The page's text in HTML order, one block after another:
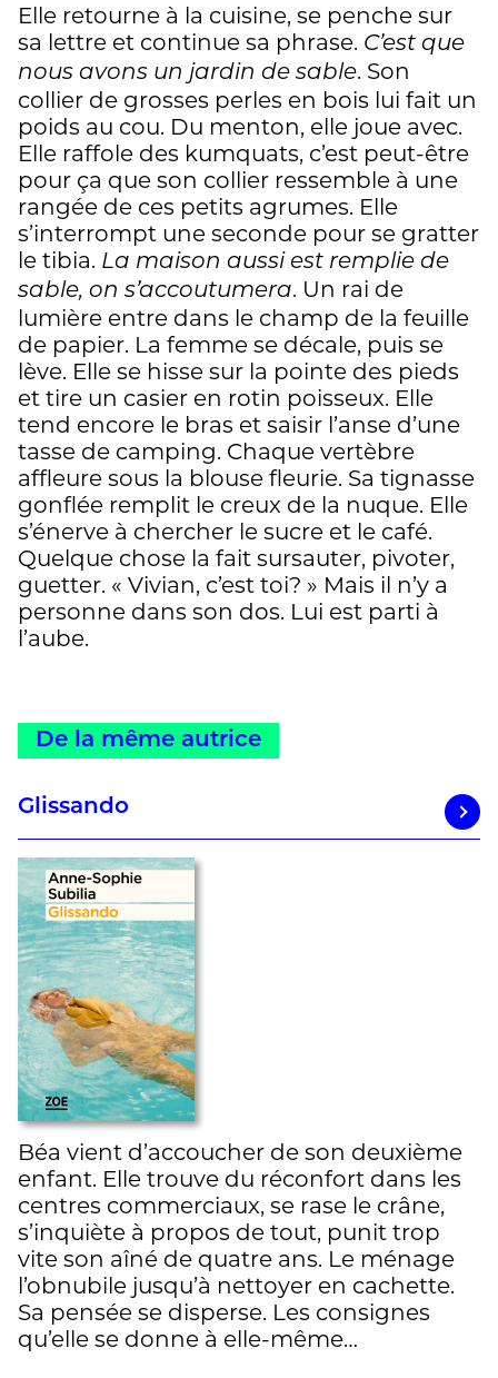
Elle retourne à la cuisine, se penche sur
sa lettre et continue sa phrase. C’est que
nous avons un jardin de sable. Son
collier de grosses perles en bois lui fait un
poids au cou. Du menton, elle joue avec.
Elle raffole des kumquats, c’est peut-être
pour ça que son collier ressemble à une
rangée de ces petits agrumes. Elle
s’interrompt une seconde pour se gratter
le tibia. La maison aussi est remplie de
sable, on s’accoutumera. Un rai de
lumière entre dans le champ de la feuille
de papier. La femme se décale, puis se
lève. Elle se hisse sur la pointe des pieds
et tire un casier en rotin poisseux. Elle
tend encore le bras et saisir l’anse d’une
tasse de camping. Chaque vertèbre
affleure sous la blouse fleurie. Sa tignasse
gonflée remplit le creux de la nuque. Elle
s’énerve à chercher le sucre et le café.
Quelque chose la fait sursauter, pivoter,
guetter. « Vivian, c’est toi? » Mais il n’y a
personne dans son dos. Lui est parti à
l’aube.
De la même autrice
Glissando
Béa vient d’accoucher de son deuxième
enfant. Elle trouve du réconfort dans les
centres commerciaux, se rase le crâne,
s’inquiète à propos de tout, punit trop
vite son aîné de quatre ans. Le ménage
l’obnubile jusqu’à nettoyer en cachette.
Sa pensée se disperse. Les consignes
qu’elle se donne à elle-même…